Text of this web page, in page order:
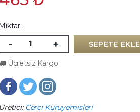
Miktar:
- + SEPETE EKLE
Ücretsiz Kargo
Üretici: Cerci Kuruyemisleri